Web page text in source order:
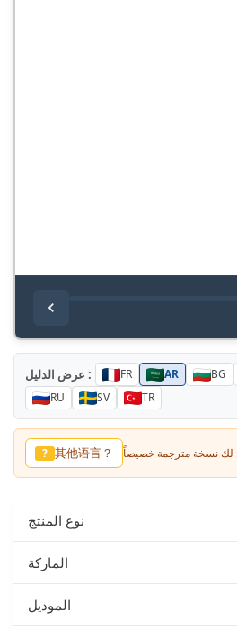
عرض الدليل : FR AR BG
RU
SV TR
? 其他语言？
نوع المنتج
الماركة
الموديل